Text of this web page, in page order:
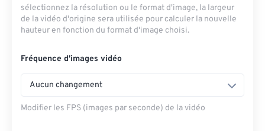
sélectionnez la résolution ou le format d'image, la largeur
de la vidéo d'origine sera utilisée pour calculer la nouvelle
hauteur en fonction du format d'image choisi.
Fréquence d'images vidéo
Aucun changement
Modifier les FPS (images par seconde) de la vidéo